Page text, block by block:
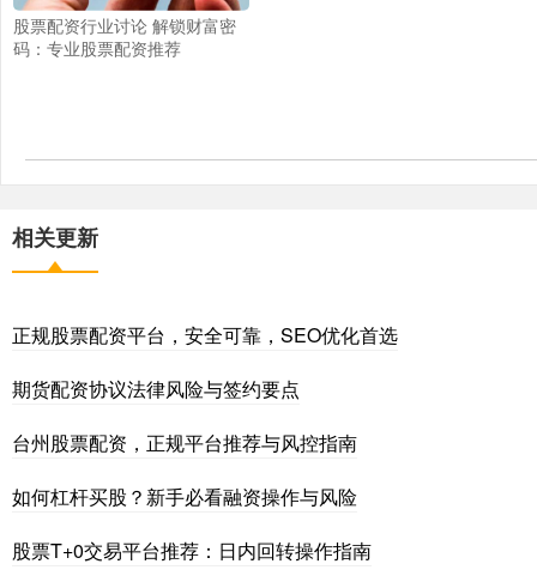
股票配资行业讨论 解锁财富密
码：专业股票配资推荐
相关更新
正规股票配资平台，安全可靠，SEO优化首选
期货配资协议法律风险与签约要点
台州股票配资，正规平台推荐与风控指南
如何杠杆买股？新手必看融资操作与风险
股票T+0交易平台推荐：日内回转操作指南